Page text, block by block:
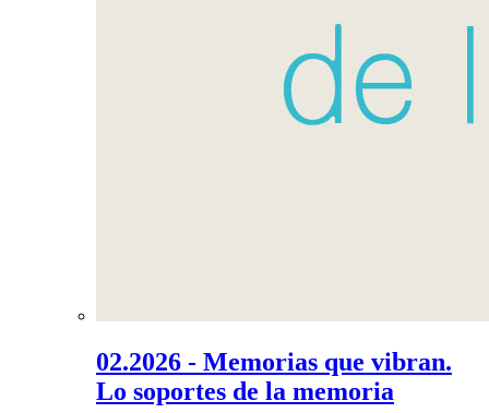
02.2026 - Memorias que vibran.
Lo soportes de la memoria